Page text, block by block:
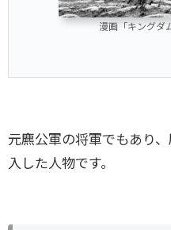
漫画「キングダ
元麃公軍の将軍でもあり
入した人物です。